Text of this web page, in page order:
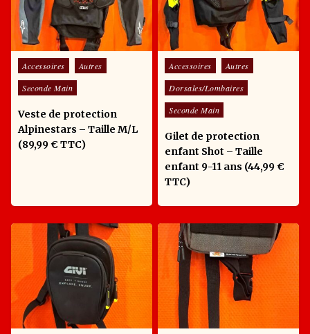
Posted in
Accessoires
Autres
Seconde Main
Veste de protection
Alpinestars – Taille M/L
(89,99 € TTC)
Posted in
Accessoires
Autres
Dorsales/Lombaires
Seconde Main
Gilet de protection
enfant Shot – Taille
enfant 9-11 ans (44,99 €
TTC)